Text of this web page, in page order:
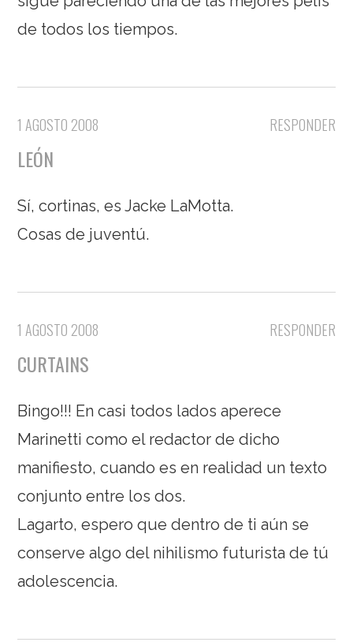
de todos los tiempos.
RESPONDER
1 AGOSTO 2008
LEÓN
Sí, cortinas, es Jacke LaMotta.
Cosas de juventú.
RESPONDER
1 AGOSTO 2008
CURTAINS
Bingo!!! En casi todos lados aperece
Marinetti como el redactor de dicho
manifiesto, cuando es en realidad un texto
conjunto entre los dos.
Lagarto, espero que dentro de ti aún se
conserve algo del nihilismo futurista de tú
adolescencia.